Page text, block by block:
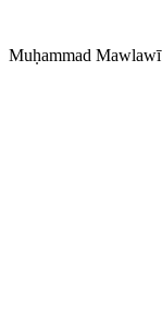
Muḥammad Mawlawī